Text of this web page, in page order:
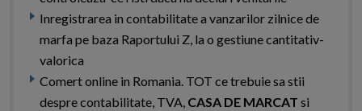
Inregistrarea in contabilitate a vanzarilor zilnice de
marfa pe baza Raportului Z, la o gestiune cantitativ-
valorica
Comert online in Romania. TOT ce trebuie sa stii
despre contabilitate, TVA, CASA DE MARCAT si